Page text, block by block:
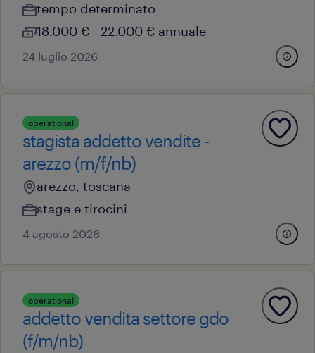
tempo determinato
18.000 € - 22.000 € annuale
24 luglio 2026
operational
stagista addetto vendite -
arezzo (m/f/nb)
arezzo, toscana
stage e tirocini
4 agosto 2026
operational
addetto vendita settore gdo
(f/m/nb)